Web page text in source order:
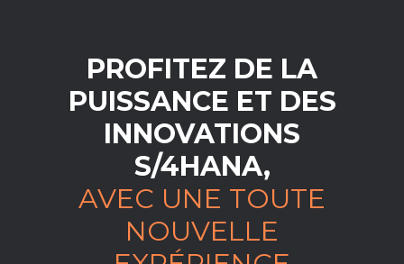
PROFITEZ DE LA
PUISSANCE ET DES
INNOVATIONS
S/4HANA,
AVEC UNE TOUTE
NOUVELLE